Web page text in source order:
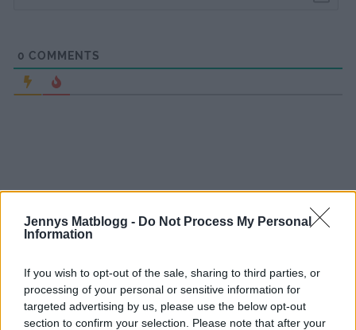
Jennys Matblogg - Do Not Process My Personal
Information
If you wish to opt-out of the sale, sharing to third parties, or
processing of your personal or sensitive information for
targeted advertising by us, please use the below opt-out
section to confirm your selection. Please note that after your
0 COMMENTS
SMÅ VITA KROPPKAKOR